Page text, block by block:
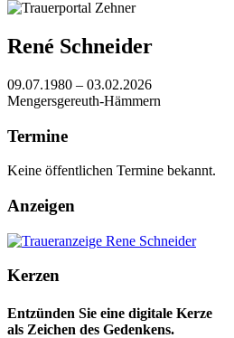
René Schneider
09.07.1980 – 03.02.2026
Mengersgereuth-Hämmern
Termine
Keine öffentlichen Termine bekannt.
Anzeigen
Kerzen
Entzünden Sie eine digitale Kerze
als Zeichen des Gedenkens.